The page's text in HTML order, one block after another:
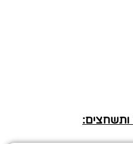
ותשחצים: